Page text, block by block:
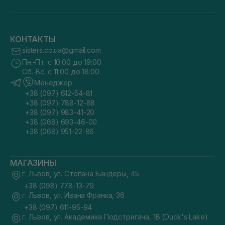
аскорбилфосфат магния (витамин C) 10%;
гиалуронат натрия;
пантенол.
Успокаивающая сыворотка
Serum 15 млэффективно уменьшает покраснения и
раздражения, снимает хроническое раздражение и
укрепляет стенки сосудов. Подходит для чувствительной
кожи, склонной к покраснениям, с розацеа или куперозом.
Ключевые компоненты:
запатентованный успокаивающий пептид telangyn;
Homeo-soothe (экстракт коричневых
морских водорослей);
пантенол;
смесь противовоспалительных и успокаивающих
растительных компонентов;
гиалуроновая кислота.
КОНТАКТЫ
sisters.co.ua@gmail.com
Пн.-Пт. с 10:00 до 19:00
Сб.-Вс. с 11:00 до 18:00
Менеджер
+38 (097) 612-54-81
+38 (097) 788-12-88
+38 (097) 983-41-20
+38 (068) 693-46-00
+38 (068) 951-22-86
МАГАЗИНЫ
г. Львов, ул. Степана Бандеры, 45
+38 (098) 778-13-79
г. Львов, ул. Ивана Франка, 36
+38 (097) 611-95-94
г. Львов, ул. Академика Подстригача, 1В (Duck's Lake)